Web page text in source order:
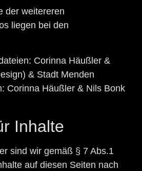
der weitereren
liegen bei den
Corinna Häußler &
& Stadt Menden
Corinna Häußler & Nils Bonk
Inhalte
sind wir gemäß § 7 Abs.1
auf diesen Seiten nach